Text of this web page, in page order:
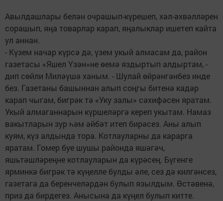
Авылдашлары белән очрашып-күрешеп, хәл-әхвәлләрен
сорашып, яңа товарлар карап, яңалыклар ишетеп кайта
ул аннан.
- Күзем начар күрсә дә, үзем укый алмасам да, район
газетасы «Яшел Үзән»не өемә яздыртып алдыртам, -
дип сөйли Миләүшә ханым. - Шулай өйрәнгәнбез инде
без. Газетаны башыннан алып соңгы битенә кадәр
карап чыгам, бигрәк тә «Уку залы» сәхифәсен яратам.
Укый алмаганнарын күршеләргә кереп укытам. Намаз
вакытларын зур һәм әйбәт итеп бирәсез. Аны алып
куям, күз алдында тора. Котлауларны да карарга
яратам. Гомер буе шушы районда яшәгәч,
яшьтәшләреңне котлауларын да күрәсең. Бүгенге
ярминкә бигрәк тә күңелле булды әле, сез дә килгәнсез,
газетага да беренчеләрдән булып язылдым. Өстәвенә,
приз да бирдегез. Анысына да күңел булып китте.